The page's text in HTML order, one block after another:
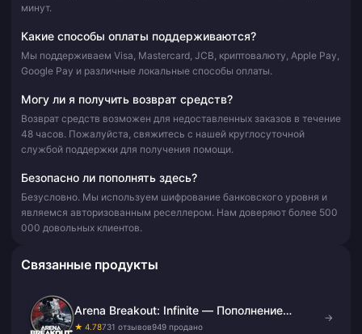
минут.
Какие способы оплаты поддерживаются?
Мы поддерживаем Visa, Mastercard, JCB, криптовалюту, Apple Pay,
Google Pay и различные локальные способы оплаты.
Могу ли я получить возврат средств?
Возврат средств возможен для недоставленных заказов в течение
48 часов. Пожалуйста, свяжитесь с нашей круглосуточной
службой поддержки для получения помощи.
Безопасно ли пополнять здесь?
Безусловно. Мы используем шифрование банковского уровня и
являемся авторизованным реселлером. Нам доверяют более 500
000 довольных клиентов.
Связанные продукты
Arena Breakout: Infinite — Пополнение
облигаций
★ 4.78731 отзывов949 продано
→